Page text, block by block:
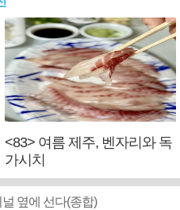
<83> 여름 제주, 벤자리와 독
가시치
옆에 선다(종합)